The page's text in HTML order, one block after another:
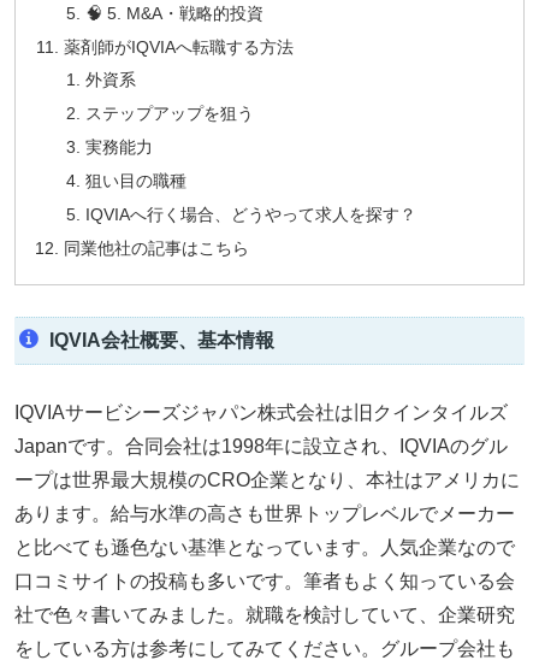
🧠 5. M&A・戦略的投資
薬剤師がIQVIAへ転職する方法
外資系
ステップアップを狙う
実務能力
狙い目の職種
IQVIAへ行く場合、どうやって求人を探す？
同業他社の記事はこちら
IQVIA会社概要、基本情報
IQVIAサービシーズジャパン株式会社は旧クインタイルズ
Japanです。合同会社は1998年に設立され、IQVIAのグル
ープは世界最大規模のCRO企業となり、本社はアメリカに
あります。給与水準の高さも世界トップレベルでメーカー
と比べても遜色ない基準となっています。人気企業なので
口コミサイトの投稿も多いです。筆者もよく知っている会
社で色々書いてみました。就職を検討していて、企業研究
をしている方は参考にしてみてください。グループ会社も